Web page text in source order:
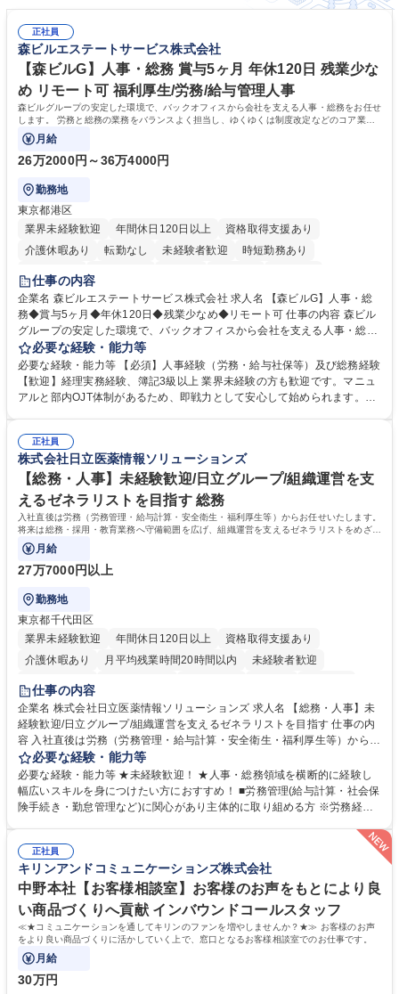
正社員
森ビルエステートサービス株式会社
【森ビルG】人事・総務 賞与5ヶ月 年休120日 残業少な
め リモート可 福利厚生/労務/給与管理人事
森ビルグループの安定した環境で、バックオフィスから会社を支える人事・総務をお任せ
します。 労務と総務の業務をバランスよく担当し、ゆくゆくは制度改定などのコア業務
にも挑戦できる、やりがいある環境です。
月給
26万2000円～36万4000円
勤務地
東京都港区
業界未経験歓迎
年間休日120日以上
資格取得支援あり
介護休暇あり
転勤なし 未経験者歓迎
時短勤務あり
経験者歓迎
完全週休2日制
交通費支給 長期歓迎 駅近5分以内 土日祝休み
仕事の内容
企業名 森ビルエステートサービス株式会社 求人名 【森ビルG】人事・総
務◆賞与5ヶ月◆年休120日◆残業少なめ◆リモート可 仕事の内容 森ビル
グループの安定した環境で、バックオフィスから会社を支える人事・総務
をお任せします。 労務と総務の業務をバランスよく担当し、ゆくゆくは制
度改定などのコア業務にも挑戦できる、やりがいある環境です。 ■勤怠管
理、給与計算、社会保険手続き、年末調整等の労務管理全般 ■入退社手続
き、社内規定の改定や人事制度改定などのコア業務 ■社内イベントの企画
でも質問・相談できる環境が整っているため、安心して成長できます。 募
集職種 【森ビルG】人事・総務◆賞与5ヶ月◆年休120日◆残業少なめ◆
リモート可
必要な経験・能力等
必要な経験・能力等 【必須】人事経験（労務・給与社保等）及び総務経験
【歓迎】経理実務経験、簿記3級以上 業界未経験の方も歓迎です。マニュ
アルと部内OJT体制があるため、即戦力として安心して始められます。
務に挑戦できるため、自身の成長と組織への貢献度をダイレクトに実感で
きます。 残業少なめ、週1日リモート可など、ワークライフバランスを保
ち長期活躍できる環境です。 「これまでの幅広い経験を活かし、長期的な
キャリアを築きたい」という前向きな意欲と挑戦を全力で応援します。 学
歴・資格 学歴：大学院 大学 高専 短大 専修学校 高校 語学力： 資格：日商
簿記検定1級 日商簿記検定2級 日商簿記検定3級
正社員
株式会社日立医薬情報ソリューションズ
【総務・人事】未経験歓迎/日立グループ/組織運営を支
えるゼネラリストを目指す 総務
入社直後は労務（労務管理・給与計算・安全衛生・福利厚生等）からお任せいたします。
将来は総務・採用・教育業務へ守備範囲を広げ、組織運営を支えるゼネラリストをめざせ
ます。
月給
27万7000円以上
勤務地
東京都千代田区
業界未経験歓迎
年間休日120日以上
資格取得支援あり
介護休暇あり
月平均残業時間20時間以内
未経験者歓迎
住宅手当あり
育休あり
完全週休2日制 交通費支給 土日祝休み 寮・社宅あり
仕事の内容
企業名 株式会社日立医薬情報ソリューションズ 求人名 【総務・人事】未
経験歓迎/日立グループ/組織運営を支えるゼネラリストを目指す 仕事の内
容 入社直後は労務（労務管理・給与計算・安全衛生・福利厚生等）からお
任せいたします。将来は総務・採用・教育業務へ守備範囲を広げ、組織運
営を支えるゼネラリストをめざせます。 ・初期業務：労働時間管理、給与
計算、社会保険対応、福利厚生管理、安全衛生、健康経営推進等をお任せ
します。ご経験に応じて、休職者管理など、幅広く経験を積んでいただき
★メンバーがマンツーマンで丁寧に教えるため、ご経験が浅くても安心！
幅広く経験を積みたい意欲がある方に最適な環境です。 募集職種 【総
務・人事】未経験歓迎/日立グループ/組織運営を支えるゼネラリストを目
指す
必要な経験・能力等
必要な経験・能力等 ★未経験歓迎！ ★人事・総務領域を横断的に経験し
幅広いスキルを身につけたい方におすすめ！ ■労務管理(給与計算・社会保
険手続き・勤怠管理など)に関心があり主体的に取り組める方 ※労務経験
マネジメント職として活躍したい 【尚可】■人事、労務、採用、教育業務
のご経験 ■労務管理（給与計算・社会保険手続き・勤怠管理など）の経験
■衛生管理者の資格をお持ちの方 学歴・資格 学歴：大学院 大学 高専 短大
専修学校 高校 語学力： 資格：
正社員
キリンアンドコミュニケーションズ株式会社
中野本社【お客様相談室】お客様のお声をもとにより良
い商品づくりへ貢献 インバウンドコールスタッフ
≪★コミュニケーションを通してキリンのファンを増やしませんか？★≫ お客様のお声
をより良い商品づくりに活かしていく上で、窓口となるお客様相談室でのお仕事です。
月給
30万円